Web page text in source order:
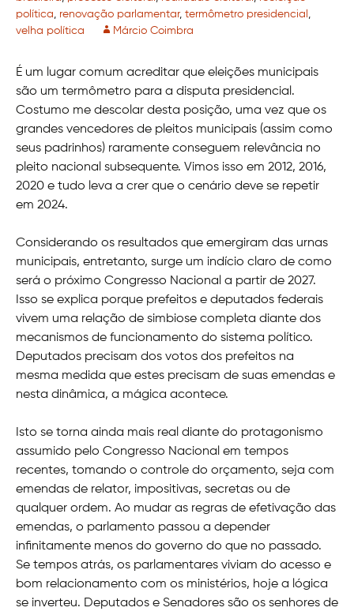
política, renovação parlamentar, termômetro presidencial ,
velha política
Márcio Coimbra
É um lugar comum acreditar que eleições municipais
são um termômetro para a disputa presidencial.
Costumo me descolar desta posição, uma vez que os
grandes vencedores de pleitos municipais (assim como
seus padrinhos) raramente conseguem relevância no
pleito nacional subsequente. Vimos isso em 2012, 2016,
2020 e tudo leva a crer que o cenário deve se repetir
em 2024.
Considerando os resultados que emergiram das urnas
municipais, entretanto, surge um indício claro de como
será o próximo Congresso Nacional a partir de 2027.
Isso se explica porque prefeitos e deputados federais
vivem uma relação de simbiose completa diante dos
mecanismos de funcionamento do sistema político.
Deputados precisam dos votos dos prefeitos na
mesma medida que estes precisam de suas emendas e
nesta dinâmica, a mágica acontece.
Isto se torna ainda mais real diante do protagonismo
assumido pelo Congresso Nacional em tempos
recentes, tomando o controle do orçamento, seja com
emendas de relator, impositivas, secretas ou de
qualquer ordem. Ao mudar as regras de efetivação das
emendas, o parlamento passou a depender
infinitamente menos do governo do que no passado.
Se tempos atrás, os parlamentares viviam do acesso e
bom relacionamento com os ministérios, hoje a lógica
se inverteu. Deputados e Senadores são os senhores de